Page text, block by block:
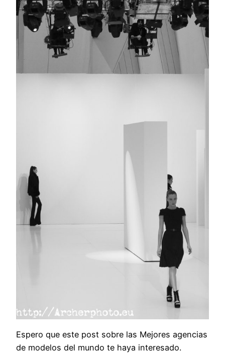
Espero que este post sobre las Mejores agencias
de modelos del mundo te haya interesado.